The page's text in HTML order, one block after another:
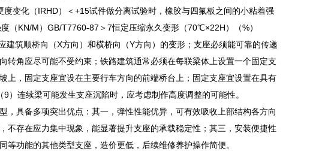
变化（IRHD）＜+15试件做分离试验时，橡胶与四氟板之间的小粘着强
（KN/M）GB/T7760-87＞7恒定压缩永久变形（70℃×22H）（%）
筑顺桥向（X方向）和横桥向（Y方向）的变形；支座必须能可靠的传递
角应尽可能不受约束；铁路建筑通常必须在每联梁体上设置一个固定支
上，固定支座宜设在主要行车方向的前端桥台上；固定支座宜设置在具有
连续梁可能发生支座沉陷时，应考虑制作高度调整的可能性。
具备多项突出优点：其一，弹性性能优异，可有效吸收上部结构各方向
存在应力集中现象，能显著提升支座的承载稳定性；其三，安装便捷性
功能的其他类型支座，造价更低，后续维修养护操作简便。